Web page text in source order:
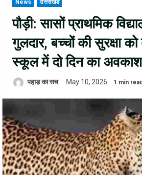
News उत्तराखंड
पौड़ी: सासों प्राथमिक
गुलदार, बच्चों की सुरक्षा
स्कूल में दो दिन का अवकाश
पहाड़ का सच May 10, 2026 1 min read